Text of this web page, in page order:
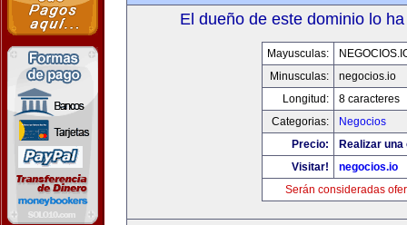
El dueño de este dominio lo
Mayusculas:
Minusculas:
negocios.io
Longitud:
8 caracteres
Categorias:
Negocios
Precio:
Realizar
Visitar!
negocios.io
Serán consideradas